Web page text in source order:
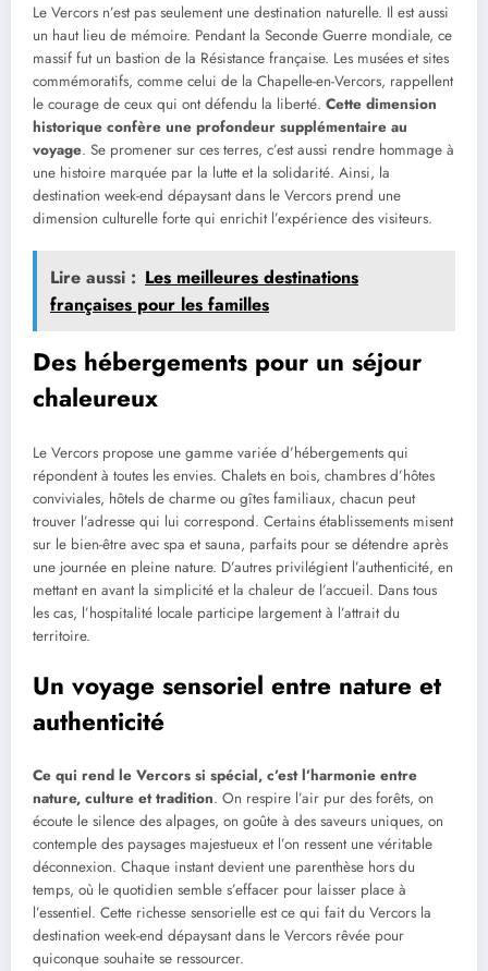
Le Vercors n’est pas seulement une destination naturelle. Il est aussi
un haut lieu de mémoire. Pendant la Seconde Guerre mondiale, ce
massif fut un bastion de la Résistance française. Les musées et sites
commémoratifs, comme celui de la Chapelle-en-Vercors, rappellent
le courage de ceux qui ont défendu la liberté. Cette dimension
historique confère une profondeur supplémentaire au
voyage. Se promener sur ces terres, c’est aussi rendre hommage à
une histoire marquée par la lutte et la solidarité. Ainsi, la
destination week-end dépaysant dans le Vercors prend une
dimension culturelle forte qui enrichit l’expérience des visiteurs.
Lire aussi : Les meilleures destinations
françaises pour les familles
Des hébergements pour un séjour
chaleureux
Le Vercors propose une gamme variée d’hébergements qui
répondent à toutes les envies. Chalets en bois, chambres d’hôtes
conviviales, hôtels de charme ou gîtes familiaux, chacun peut
trouver l’adresse qui lui correspond. Certains établissements misent
sur le bien-être avec spa et sauna, parfaits pour se détendre après
une journée en pleine nature. D’autres privilégient l’authenticité, en
mettant en avant la simplicité et la chaleur de l’accueil. Dans tous
les cas, l’hospitalité locale participe largement à l’attrait du
territoire.
Un voyage sensoriel entre nature et
authenticité
Ce qui rend le Vercors si spécial, c’est l’harmonie entre
nature, culture et tradition. On respire l’air pur des forêts, on
écoute le silence des alpages, on goûte à des saveurs uniques, on
contemple des paysages majestueux et l’on ressent une véritable
déconnexion. Chaque instant devient une parenthèse hors du
temps, où le quotidien semble s’effacer pour laisser place à
l’essentiel. Cette richesse sensorielle est ce qui fait du Vercors la
destination week-end dépaysant dans le Vercors rêvée pour
quiconque souhaite se ressourcer.